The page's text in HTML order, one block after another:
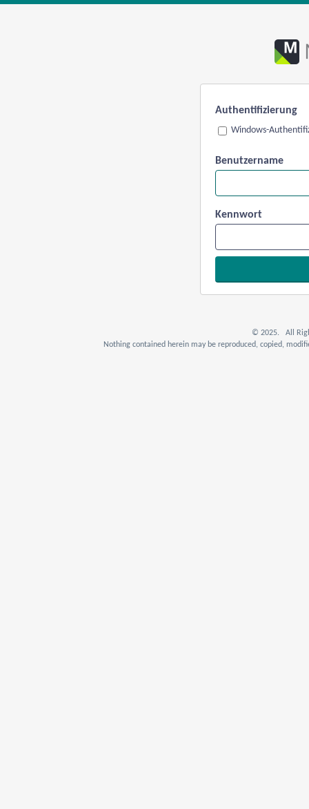
Authentifizierung
Windows-
Benutzername
Kennwort
© 2025. All
Nothing contained herein may be reproduced, copied,